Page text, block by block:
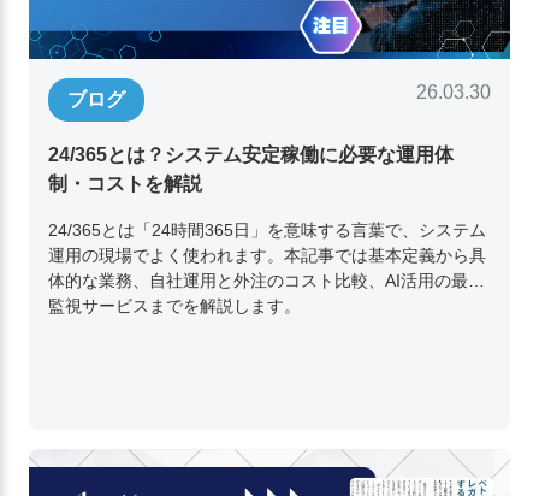
ブログ 26.03.30
24/365とは？システム安定稼働に必要な運用体
制・コストを解説
24/365とは「24時間365日」を意味する言葉で、システム
運用の現場でよく使われます。本記事では基本定義から具
体的な業務、自社運用と外注のコスト比較、AI活用の最新
監視サービスまでを解説します。